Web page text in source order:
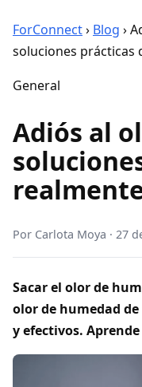
ForConnect› Blog ›
soluciones prácticas
General
Adiós al
Por Carlota Moya · 27
Sacar el olor de
olor de humedad
y efectivos.